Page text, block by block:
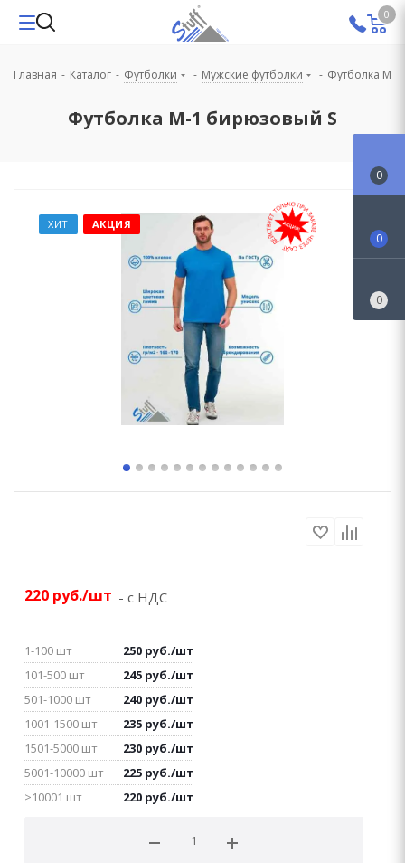
0
Футболка M-1 бирюзовый S
Главная - Каталог - Футболки - Мужские футболки - Футболка M-1
ХИТ АКЦИЯ
220 руб./шт - с НДС
1-100 шт 250 руб./шт
101-500 шт
245 руб./шт
501-1000 шт
240 руб./шт
1001-1500 шт
235 руб./шт
1501-5000 шт
230 руб./шт
5001-10000 шт
225 руб./шт
>10001 шт
220 руб./шт
0
0
0